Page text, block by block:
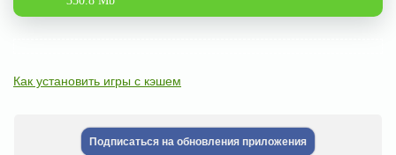
Как установить игры с кэшем
Подписаться на обновления приложения